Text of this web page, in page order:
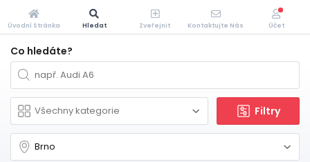
Co hledáte?
Filtry
Úvodní Stránka Hledat Zveřejnit Kontaktujte Nás Účet